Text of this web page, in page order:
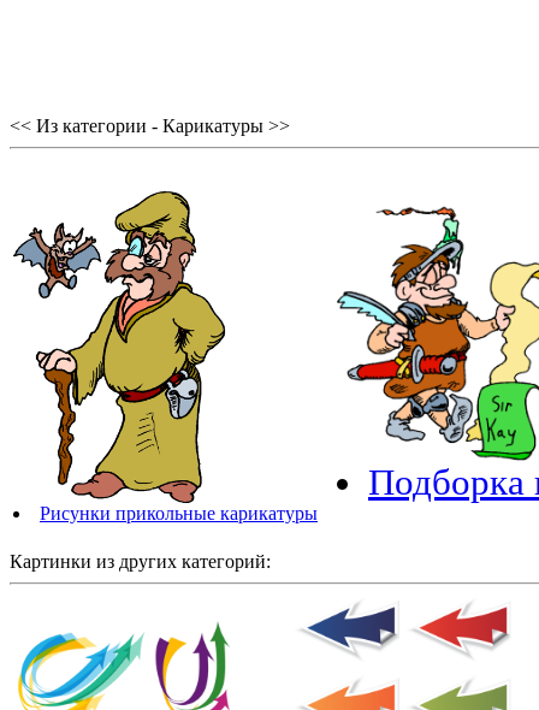
<< Из категории - Карикатуры >>
Рисунки прикольные карикатуры
Подборка
Картинки из других категорий: